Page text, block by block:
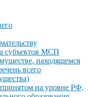
субъектов МСП
находящемся
всего
принятом на уровне РФ,